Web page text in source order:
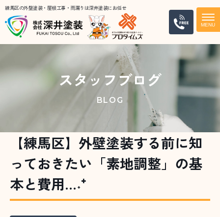
練馬区の外壁塗装・屋根工事・雨漏りは深井塗装にお任せ
電話
スタッフブログ
BLOG
【練馬区】外壁塗装する前に知
っておきたい「素地調整」の基
本と費用…˖⁺